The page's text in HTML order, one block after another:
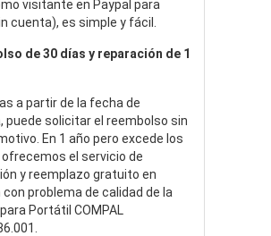
visitante en Paypal para
cuenta), es simple y fácil.
de 30 días y reparación de 1
a partir de la fecha de
puede solicitar el reembolso sin
En 1 año pero excede los
ofrecemos el servicio de
y reemplazo gratuito en
problema de calidad de la
Portátil COMPAL